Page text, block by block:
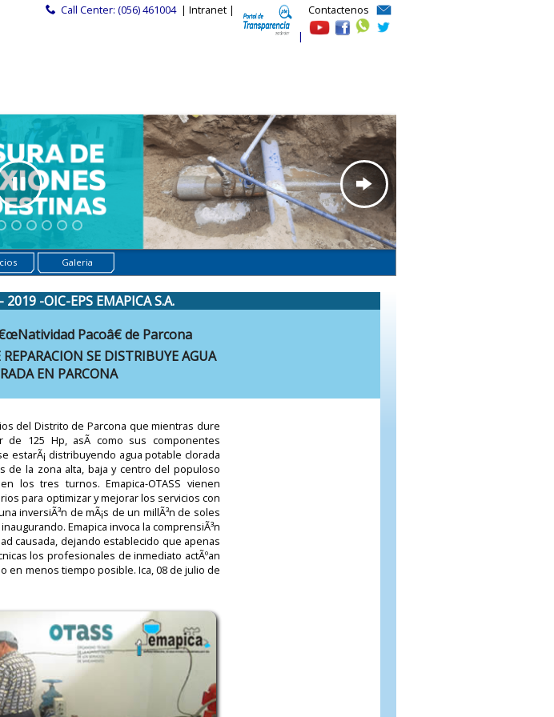
Call Center: (056) 461004 | Intranet |
|
Contactenos
Galeria
-OIC-EPS EMAPICA S.A.
Pacoâ€ de Parcona
SE DISTRIBUYE AGUA
EN PARCONA
del Distrito de Parcona que mientras dure
de 125 Hp, asÃ­ como sus componentes
estarÃ¡ distribuyendo agua potable clorada
de la zona alta, baja y centro del populoso
los tres turnos. Emapica-OTASS vienen
para optimizar y mejorar los servicios con
inversiÃ³n de mÃ¡s de un millÃ³n de soles
Emapica invoca la comprensiÃ³n
causada, dejando establecido que apenas
los profesionales de inmediato actÃºan
en menos tiempo posible. Ica, 08 de julio de